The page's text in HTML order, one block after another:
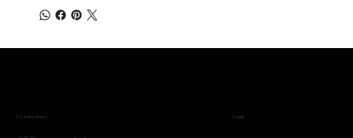
Coordonnées Legal